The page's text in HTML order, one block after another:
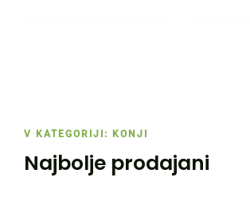
V KATEGORIJI: KONJI
Najbolje prodajani